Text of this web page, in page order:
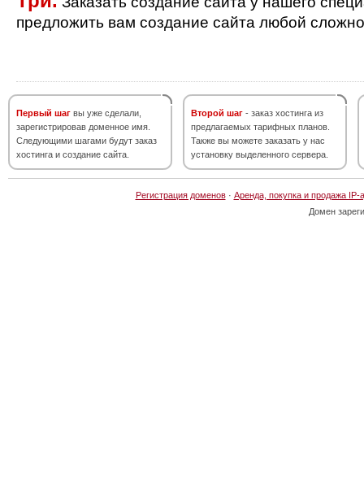
предложить вам создание сайта любой
Первый шаг вы уже сделали,
зарегистрировав доменное имя.
Следующими шагами будут заказ
хостинга и создание сайта.
Второй шаг - заказ хостинга из
предлагаемых тарифных планов.
Также вы можете заказать у нас
установку выделенного сервера.
Регистрация доменов· Аренда, покупка и продажа IP-
Домен